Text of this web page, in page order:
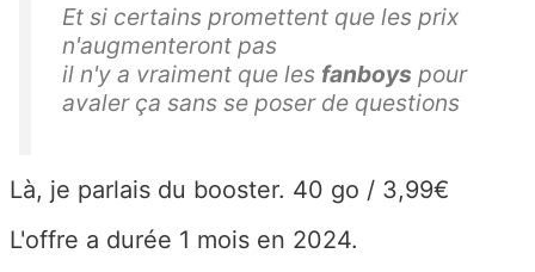
Et si certains promettent que les prix
n'augmenteront pas
il n'y a vraiment que les fanboys pour
avaler ça sans se poser de questions
Là, je parlais du booster. 40 go / 3,99€
L'offre a durée 1 mois en 2024.